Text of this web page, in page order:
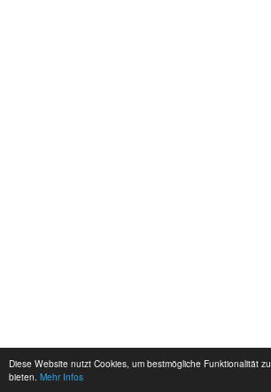
Diese Website nutzt Cookies, um bestmögliche Funktionalität zu
bieten. Mehr Infos